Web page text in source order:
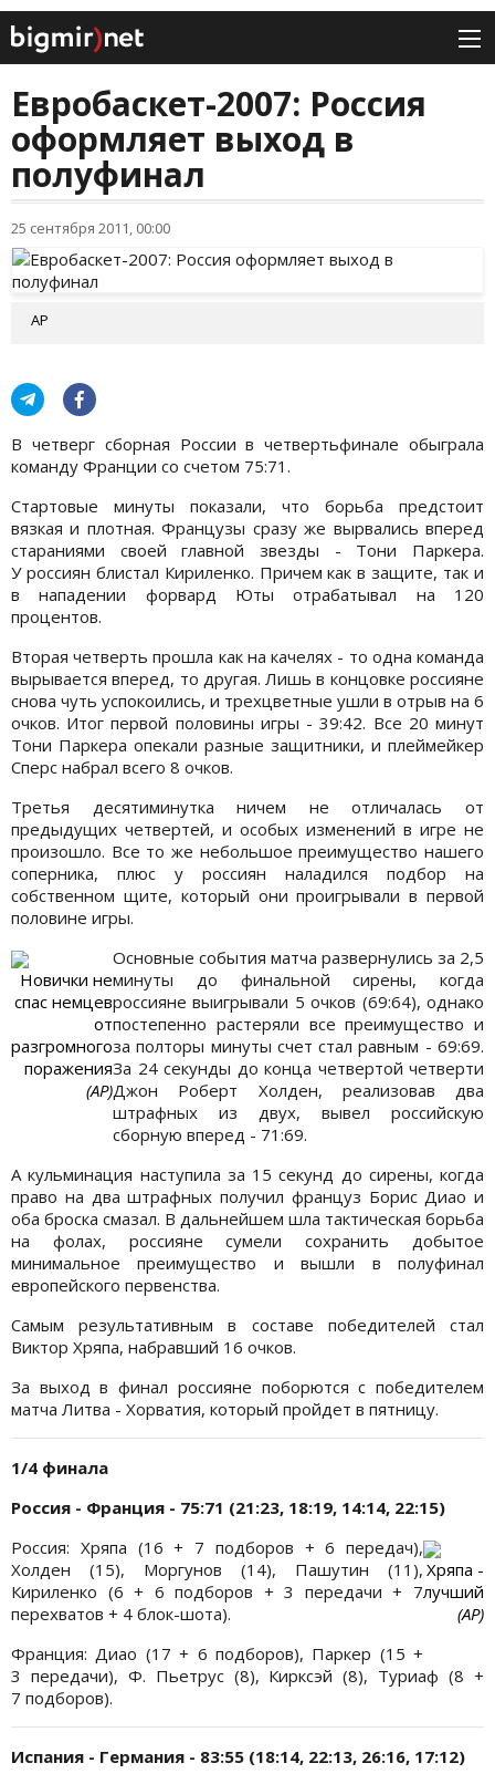
Евробаскет-2007: Россия
оформляет выход в
полуфинал
25 сентября 2011, 00:00
AP
В четверг сборная России в четвертьфинале обыграла
команду Франции со счетом 75:71.
Стартовые минуты показали, что борьба предстоит
вязкая и плотная. Французы сразу же вырвались вперед
стараниями своей главной звезды - Тони Паркера.
У россиян блистал Кириленко. Причем как в защите, так и
в нападении форвард Юты отрабатывал на 120
процентов.
Вторая четверть прошла как на качелях - то одна команда
вырывается вперед, то другая. Лишь в концовке россияне
снова чуть успокоились, и трехцветные ушли в отрыв на 6
очков. Итог первой половины игры - 39:42. Все 20 минут
Тони Паркера опекали разные защитники, и плеймейкер
Сперс набрал всего 8 очков.
Третья десятиминутка ничем не отличалась от
предыдущих четвертей, и особых изменений в игре не
произошло. Все то же небольшое преимущество нашего
соперника, плюс у россиян наладился подбор на
собственном щите, который они проигрывали в первой
половине игры.
Новички не
спас немцев
от
разгромного
поражения
(AP)
Основные события матча развернулись за 2,5
минуты до финальной сирены, когда
россияне выигрывали 5 очков (69:64), однако
постепенно растеряли все преимущество и
за полторы минуты счет стал равным - 69:69.
За 24 секунды до конца четвертой четверти
Джон Роберт Холден, реализовав два
штрафных из двух, вывел российскую
сборную вперед - 71:69.
А кульминация наступила за 15 секунд до сирены, когда
право на два штрафных получил француз Борис Диао и
оба броска смазал. В дальнейшем шла тактическая борьба
на фолах, россияне сумели сохранить добытое
минимальное преимущество и вышли в полуфинал
европейского первенства.
Самым результативным в составе победителей стал
Виктор Хряпа, набравший 16 очков.
За выход в финал россияне поборются с победителем
матча Литва - Хорватия, который пройдет в пятницу.
1/4 финала
Россия - Франция - 75:71 (21:23, 18:19, 14:14, 22:15)
Хряпа -
лучший
(AP)
Россия: Хряпа (16 + 7 подборов + 6 передач),
Холден (15), Моргунов (14), Пашутин (11),
Кириленко (6 + 6 подборов + 3 передачи + 7
перехватов + 4 блок-шота).
Франция: Диао (17 + 6 подборов), Паркер (15 +
3 передачи), Ф. Пьетрус (8), Кирксэй (8), Туриаф (8 +
7 подборов).
Испания - Германия - 83:55 (18:14, 22:13, 26:16, 17:12)